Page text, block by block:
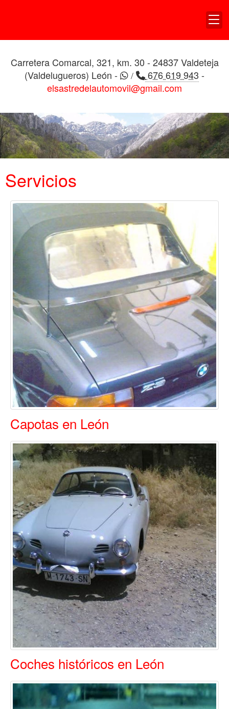
Carretera Comarcal, 321, km. 30 - 24837 Valdeteja
(Valdelugueros) León -
/ 676 619 943 -
elsastredelautomovil@gmail.com
Servicios
Capotas en León
Coches históricos en León